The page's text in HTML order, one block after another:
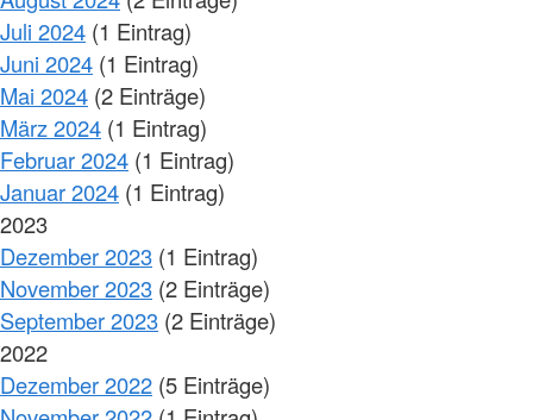
Juli 2024 (1 Eintrag)
Juni 2024 (1 Eintrag)
Mai 2024 (2 Einträge)
März 2024 (1 Eintrag)
Februar 2024 (1 Eintrag)
Januar 2024 (1 Eintrag)
2023
Dezember 2023 (1 Eintrag)
November 2023 (2 Einträge)
September 2023 (2 Einträge)
2022
Dezember 2022 (5 Einträge)